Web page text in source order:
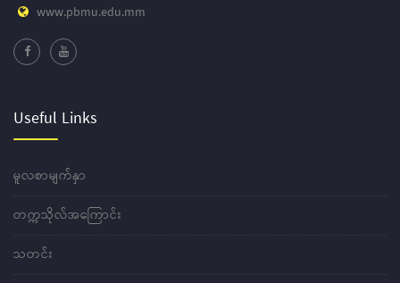
www.pbmu.edu.mm
Useful Links
မူလစာမျက်နှာ
တက္ကသိုလ်အကြောင်း
သတင်း